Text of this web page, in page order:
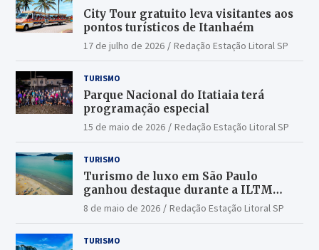
City Tour gratuito leva visitantes aos
pontos turísticos de Itanhaém
17 de julho de 2026 Redação Estação Litoral SP
TURISMO
Parque Nacional do Itatiaia terá
programação especial
15 de maio de 2026 Redação Estação Litoral SP
TURISMO
Turismo de luxo em São Paulo
ganhou destaque durante a ILTM
Latin America 2026
8 de maio de 2026 Redação Estação Litoral SP
TURISMO